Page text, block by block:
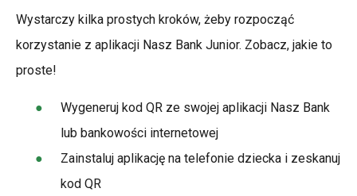
Wystarczy kilka prostych kroków, żeby rozpocząć
korzystanie z aplikacji Nasz Bank Junior. Zobacz, jakie to
proste!
Wygeneruj kod QR ze swojej aplikacji Nasz Bank
lub bankowości internetowej
Zainstaluj aplikację na telefonie dziecka i zeskanuj
kod QR